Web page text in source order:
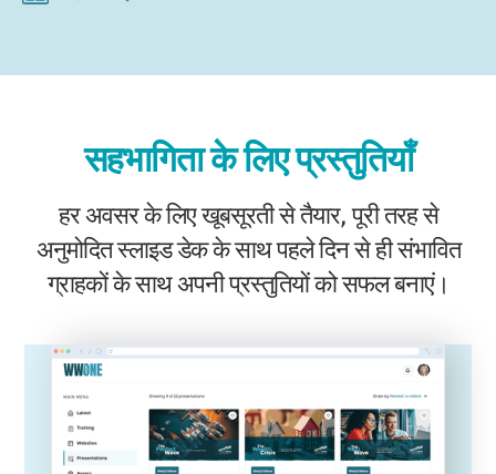
सहभागिता के लिए प्रस्तुतियाँ
हर अवसर के लिए खूबसूरती से तैयार, पूरी तरह से
अनुमोदित स्लाइड डेक के साथ पहले दिन से ही संभावित
ग्राहकों के साथ अपनी प्रस्तुतियों को सफल बनाएं।